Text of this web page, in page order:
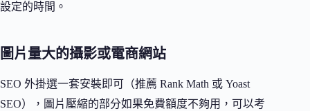
設定的時間。
圖片量大的攝影或電商網站
SEO 外掛選一套安裝即可（推薦 Rank Math 或 Yoast
SEO），圖片壓縮的部分如果免費額度不夠用，可以考